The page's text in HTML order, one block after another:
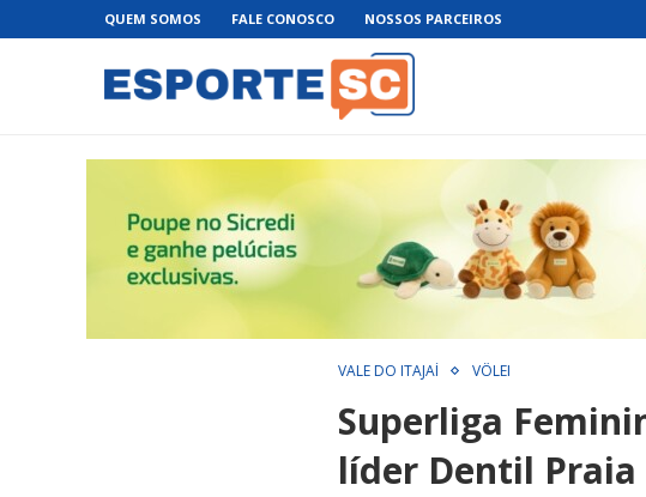
QUEM SOMOS FALE CONOSCO NOSSOS PARCEIROS
VALE DO ITAJAÍ VÔLEI
Superliga
líder Dentil Praia